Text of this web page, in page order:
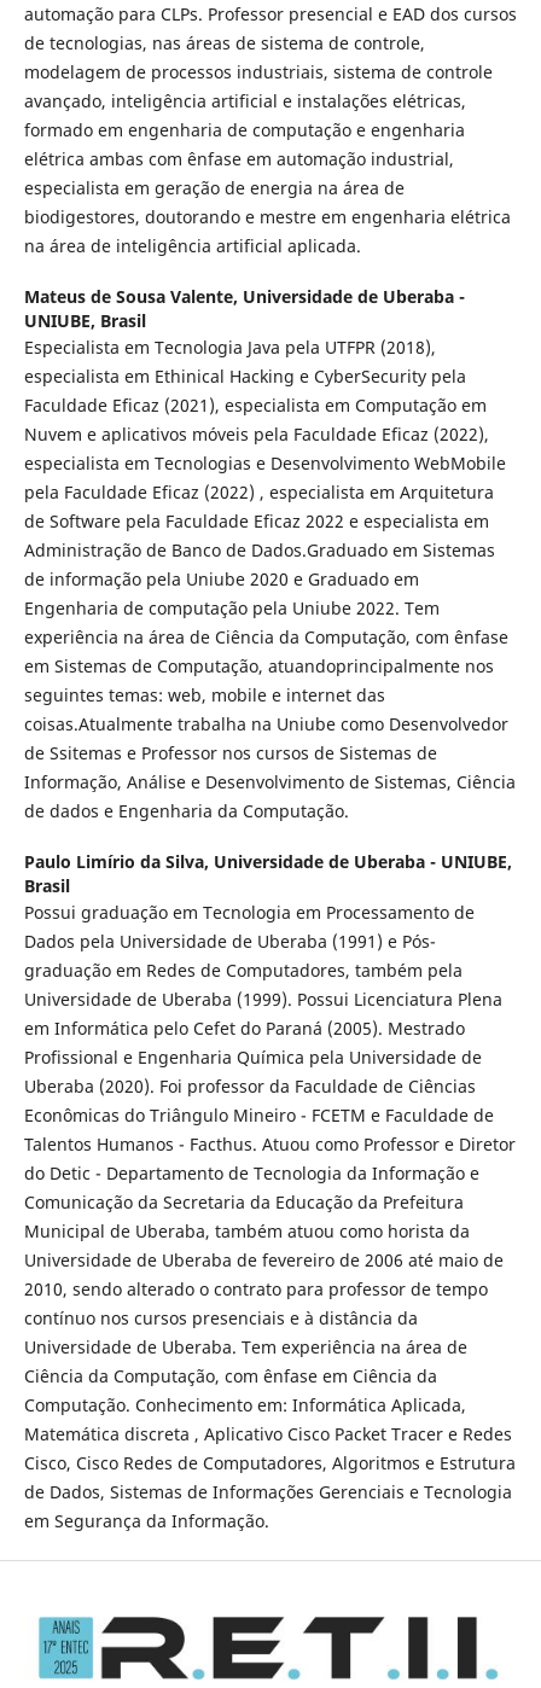
automação para CLPs. Professor presencial e EAD dos cursos
de tecnologias, nas áreas de sistema de controle,
modelagem de processos industriais, sistema de controle
avançado, inteligência artificial e instalações elétricas,
formado em engenharia de computação e engenharia
elétrica ambas com ênfase em automação industrial,
especialista em geração de energia na área de
biodigestores, doutorando e mestre em engenharia elétrica
na área de inteligência artificial aplicada.
Mateus de Sousa Valente, Universidade de Uberaba -
UNIUBE, Brasil
Especialista em Tecnologia Java pela UTFPR (2018),
especialista em Ethinical Hacking e CyberSecurity pela
Faculdade Eficaz (2021), especialista em Computação em
Nuvem e aplicativos móveis pela Faculdade Eficaz (2022),
especialista em Tecnologias e Desenvolvimento WebMobile
pela Faculdade Eficaz (2022) , especialista em Arquitetura
de Software pela Faculdade Eficaz 2022 e especialista em
Administração de Banco de Dados.Graduado em Sistemas
de informação pela Uniube 2020 e Graduado em
Engenharia de computação pela Uniube 2022. Tem
experiência na área de Ciência da Computação, com ênfase
em Sistemas de Computação, atuandoprincipalmente nos
seguintes temas: web, mobile e internet das
coisas.Atualmente trabalha na Uniube como Desenvolvedor
de Ssitemas e Professor nos cursos de Sistemas de
Informação, Análise e Desenvolvimento de Sistemas, Ciência
de dados e Engenharia da Computação.
Paulo Limírio da Silva, Universidade de Uberaba - UNIUBE,
Brasil
Possui graduação em Tecnologia em Processamento de
Dados pela Universidade de Uberaba (1991) e Pós-
graduação em Redes de Computadores, também pela
Universidade de Uberaba (1999). Possui Licenciatura Plena
em Informática pelo Cefet do Paraná (2005). Mestrado
Profissional e Engenharia Química pela Universidade de
Uberaba (2020). Foi professor da Faculdade de Ciências
Econômicas do Triângulo Mineiro - FCETM e Faculdade de
Talentos Humanos - Facthus. Atuou como Professor e Diretor
do Detic - Departamento de Tecnologia da Informação e
Comunicação da Secretaria da Educação da Prefeitura
Municipal de Uberaba, também atuou como horista da
Universidade de Uberaba de fevereiro de 2006 até maio de
2010, sendo alterado o contrato para professor de tempo
contínuo nos cursos presenciais e à distância da
Universidade de Uberaba. Tem experiência na área de
Ciência da Computação, com ênfase em Ciência da
Computação. Conhecimento em: Informática Aplicada,
Matemática discreta , Aplicativo Cisco Packet Tracer e Redes
Cisco, Cisco Redes de Computadores, Algoritmos e Estrutura
de Dados, Sistemas de Informações Gerenciais e Tecnologia
em Segurança da Informação.